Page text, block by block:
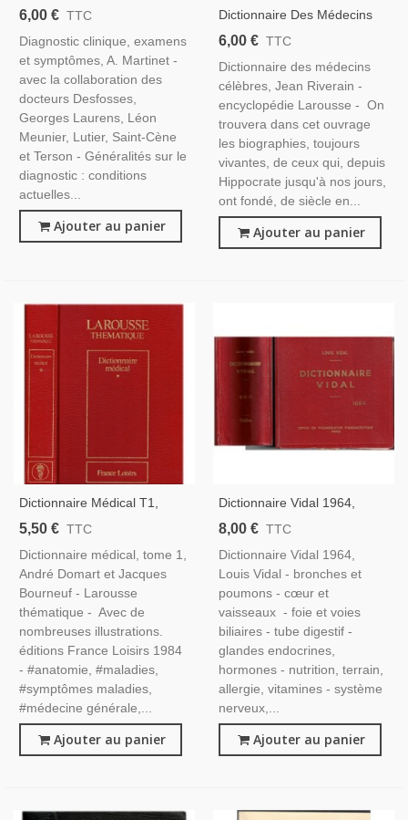
Martinet 1934 - Symptômes
Médecine
6,00 € TTC
Diagnostic clinique, examens
et symptômes, A. Martinet -
avec la collaboration des
docteurs Desfosses,
Georges Laurens, Léon
Meunier, Lutier, Saint-Cène
et Terson - Généralités sur le
diagnostic : conditions
actuelles...
Ajouter au panier
Dictionnaire Des Médecins
Célèbres, Jean Riverain,
Scientifiques, Sciences,
Médecine
6,00 € TTC
Dictionnaire des médecins
célèbres, Jean Riverain -
encyclopédie Larousse - On
trouvera dans cet ouvrage
les biographies, toujours
vivantes, de ceux qui, depuis
Hippocrate jusqu'à nos jours,
ont fondé, de siècle en...
Ajouter au panier
Dictionnaire Médical T1,
André Domart Et Jacques
Thématique 1984 - Maladies,
Pharmacologie, Manuels
Médecine
5,50 € TTC
Dictionnaire médical, tome 1,
André Domart et Jacques
Bourneuf - Larousse
thématique - Avec de
nombreuses illustrations.
éditions France Loisirs 1984
- #anatomie, #maladies,
#symptômes maladies,
#médecine générale,...
Ajouter au panier
Dictionnaire Vidal 1964,
Louis Vidal 1964 -
8,00 € TTC
Dictionnaire Vidal 1964,
Louis Vidal - bronches et
poumons - cœur et
vaisseaux - foie et voies
biliaires - tube digestif -
glandes endocrines,
hormones - nutrition, terrain,
allergie, vitamines - système
nerveux,...
Ajouter au panier